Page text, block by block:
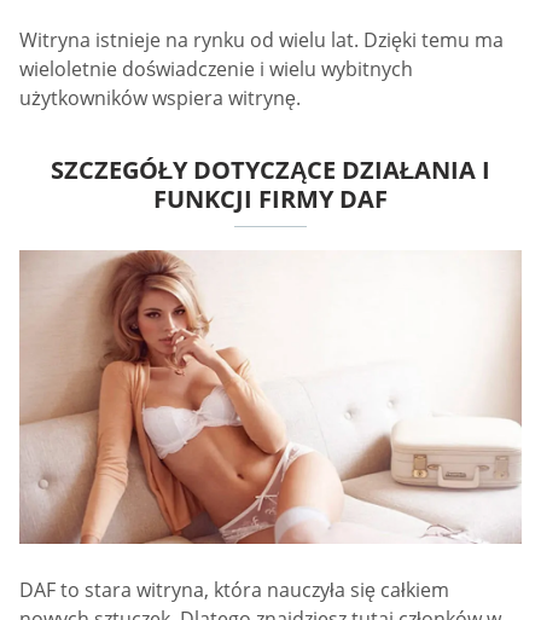
Witryna istnieje na rynku od wielu lat. Dzięki temu ma
wieloletnie doświadczenie i wielu wybitnych
użytkowników wspiera witrynę.
SZCZEGÓŁY DOTYCZĄCE DZIAŁANIA I
FUNKCJI FIRMY DAF
DAF to stara witryna, która nauczyła się całkiem